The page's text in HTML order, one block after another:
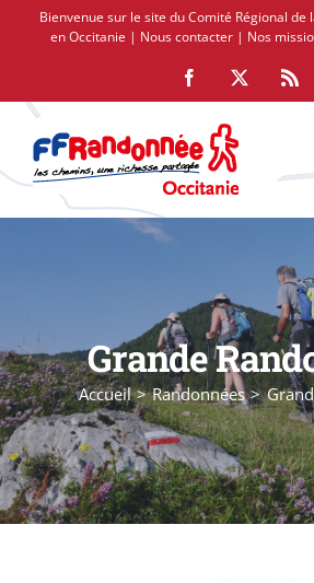
PasserBienvenue sur le site du Comité Régional de
en Occitanie | Nous contacter| Nos
Facebook Rss
Grande
Accueil Randonnées